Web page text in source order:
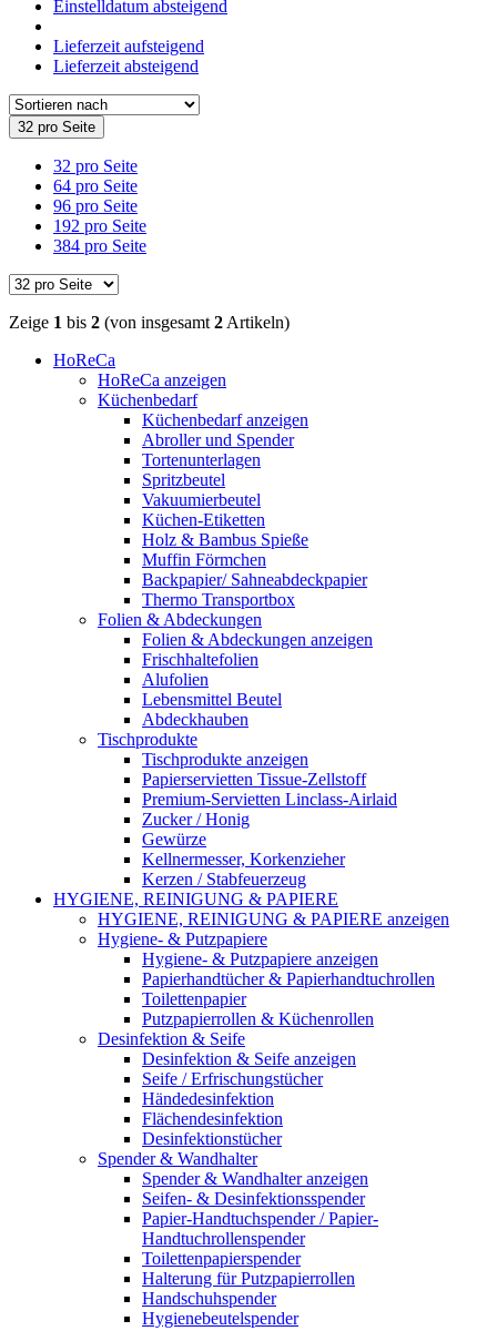
Einstelldatum absteigend
Lieferzeit aufsteigend
Lieferzeit absteigend
32 pro Seite
32 pro Seite
64 pro Seite
96 pro Seite
192 pro Seite
384 pro Seite
Zeige 1 bis 2 (von insgesamt 2 Artikeln)
HoReCa
HoReCa anzeigen
Küchenbedarf
Küchenbedarf anzeigen
Abroller und Spender
Tortenunterlagen
Spritzbeutel
Vakuumierbeutel
Küchen-Etiketten
Holz & Bambus Spieße
Muffin Förmchen
Backpapier/ Sahneabdeckpapier
Thermo Transportbox
Folien & Abdeckungen
Folien & Abdeckungen anzeigen
Frischhaltefolien
Alufolien
Lebensmittel Beutel
Abdeckhauben
Tischprodukte
Tischprodukte anzeigen
Papierservietten Tissue-Zellstoff
Premium-Servietten Linclass-Airlaid
Zucker / Honig
Gewürze
Kellnermesser, Korkenzieher
Kerzen / Stabfeuerzeug
HYGIENE, REINIGUNG & PAPIERE
HYGIENE, REINIGUNG & PAPIERE anzeigen
Hygiene- & Putzpapiere
Hygiene- & Putzpapiere anzeigen
Papierhandtücher & Papierhandtuchrollen
Toilettenpapier
Putzpapierrollen & Küchenrollen
Desinfektion & Seife
Desinfektion & Seife anzeigen
Seife / Erfrischungstücher
Händedesinfektion
Flächendesinfektion
Desinfektionstücher
Spender & Wandhalter
Spender & Wandhalter anzeigen
Seifen- & Desinfektionsspender
Papier-Handtuchspender / Papier-
Handtuchrollenspender
Toilettenpapierspender
Halterung für Putzpapierrollen
Handschuhspender
Hygienebeutelspender